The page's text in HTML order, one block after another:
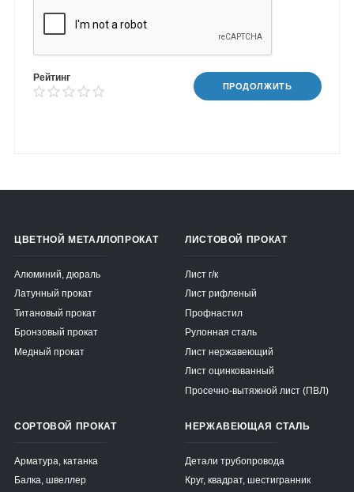
Рейтинг
ПРОДОЛЖИТЬ
ЦВЕТНОЙ МЕТАЛЛОПРОКАТ
Алюминий, дюраль
Латунный прокат
Титановый прокат
Бронзовый прокат
Медный прокат
ЛИСТОВОЙ ПРОКАТ
Лист г/к
Лист рифленый
Профнастил
Рулонная сталь
Лист нержавеющий
Лист оцинкованный
Просечно-вытяжной лист (ПВЛ)
СОРТОВОЙ ПРОКАТ
Арматура, катанка
Балка, швеллер
НЕРЖАВЕЮЩАЯ СТАЛЬ
Детали трубопровода
Круг, квадрат, шестигранник